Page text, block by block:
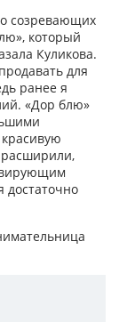
созревающих
который
Куликова.
для
ранее я
«Дор блю»
расширили,
достаточно